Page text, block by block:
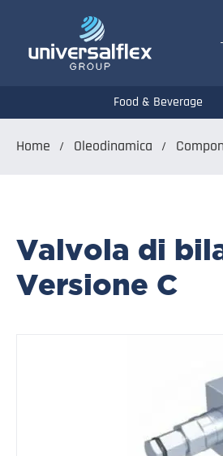
Food & Beverage
Home Oleodinamica
Valvola di
Versione C